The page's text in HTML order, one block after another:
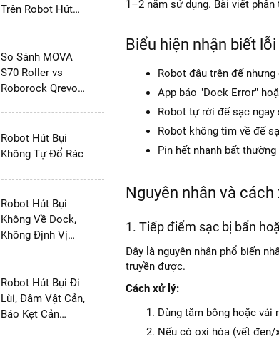
Trên Robot Hút
Hơn Giẻ Xoay
Không?
So Sánh MOVA
S70 Roller vs
Roborock Qrevo
T80S - 2026
Robot Hút Bụi
Không Tự Đổ Rác
Robot Hút Bụi
Không Về Dock,
Không Định Vị
Robot Hút Bụi Đi
Lùi, Đâm Vật Cản,
Báo Kẹt Cản
1–2 năm sử dụng. Bài viết
Biểu hiện nhận biết
Robot đậu trên đế
App báo "Dock Error"
Robot tự rời đế sạc ngay
Robot không tìm về đế
Pin hết nhanh bất
Nguyên nhân và cách
1. Tiếp điểm sạc bị bẩn
Đây là nguyên nhân phổ biến
truyền được.
Cách xử lý:
Dùng tăm bông hoặc
Nếu có oxi hóa (vết đen/